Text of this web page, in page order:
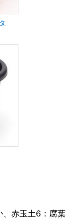
、赤玉土6：腐葉